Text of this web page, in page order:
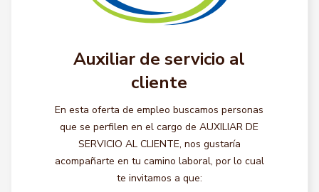
Auxiliar de servicio al
cliente
En esta oferta de empleo buscamos personas
que se perfilen en el cargo de AUXILIAR DE
SERVICIO AL CLIENTE, nos gustaría
acompañarte en tu camino laboral, por lo cual
te invitamos a que: